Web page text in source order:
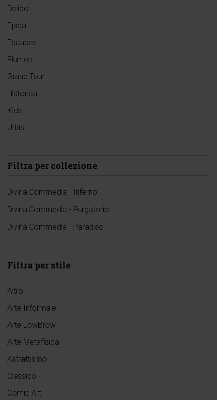
Delibo
Epica
Escapes
Flumen
Grand Tour
Historica
Kids
Urbis
Filtra per collezione
Divina Commedia - Inferno
Divina Commedia - Purgatorio
Divina Commedia - Paradiso
Filtra per stile
Altro
Arte Informale
Arte LowBrow
Arte Metafisica
Astrattismo
Classico
Comic Art